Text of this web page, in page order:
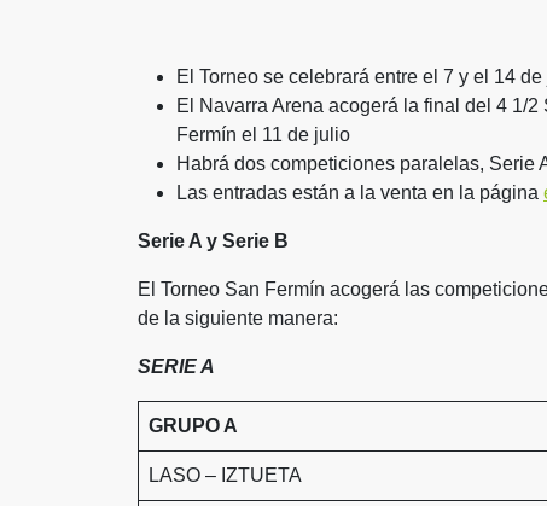
El Torneo se celebrará entre el 7 y el 14
El Navarra Arena acogerá la final del 4 1/
Fermín el 11 de julio
Habrá dos competiciones paralelas, Serie
Las entradas están a la venta en la página
Serie A y Serie B
El Torneo San Fermín acogerá las
de la siguiente manera:
SERIE A
GRUPO A
LASO – IZTUETA